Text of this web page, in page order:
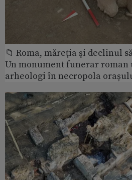
📁 Roma, măreţia şi declinul
Un monument funerar roman
arheologi în necropola